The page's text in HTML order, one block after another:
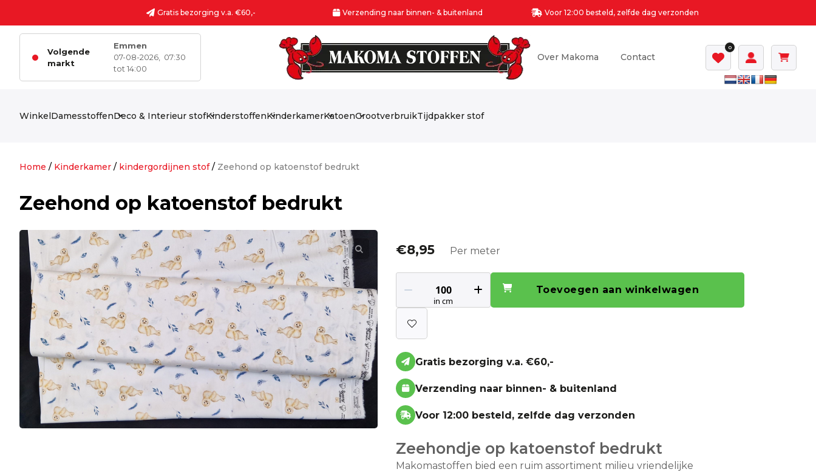
Gratis bezorging v.a. €60,- Verzending naar binnen- & buitenland Voor 12:00 besteld, zelfde dag verzonden
Volgende
markt
Emmen
07-08-2026,
07:30
tot 14:00
Over Makoma Contact
0
WinkelDamesstoffenDeco & Interieur stofKinderstoffenKinderkamerKatoenGrootverbruikTijdpakker stof
Home / Kinderkamer / kindergordijnen stof/ Zeehond op katoenstof bedrukt
Zeehond op katoenstof bedrukt
€8,95 Per meter
Toevoegen aan winkelwagen
Gratis bezorging v.a. €60,-
Verzending naar binnen- & buitenland
Voor 12:00 besteld, zelfde dag verzonden
Zeehondje op katoenstof bedrukt
Makomastoffen bied een ruim assortiment milieu vriendelijke